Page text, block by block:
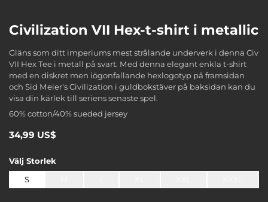
Civilization VII Hex-t-shirt i metallic
Gläns som ditt imperiums mest strålande underverk i denna Civ
VII Hex Tee i metall på svart. Med denna elegant enkla t-shirt
med en diskret men iögonfallande hexlogotyp på framsidan
och Sid Meier's Civilization i guldbokstäver på baksidan kan du
visa din kärlek till seriens senaste spel.
60% cotton/40% sueded jersey
34,99 US$
Välj Storlek
S